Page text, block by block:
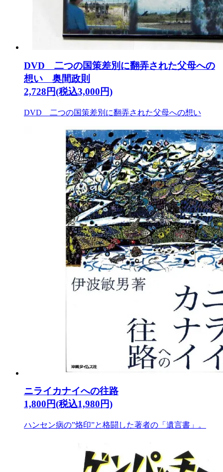
DVD 二つの国策差別に翻弄された父母への
想い 奥間政則
2,728円(税込3,000円)
DVD 二つの国策差別に翻弄された父母への想い
ニライカナイへの往路
1,800円(税込1,980円)
ハンセン病の”烙印”と格闘した著者の「遺言書」。